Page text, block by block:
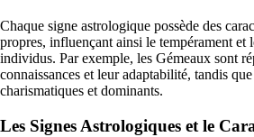
Chaque signe astrologique possède des
propres, influençant ainsi le tempérament et
individus. Par exemple, les Gémeaux sont
connaissances et leur adaptabilité, tandis
charismatiques et dominants.
Les Signes Astrologiques et le